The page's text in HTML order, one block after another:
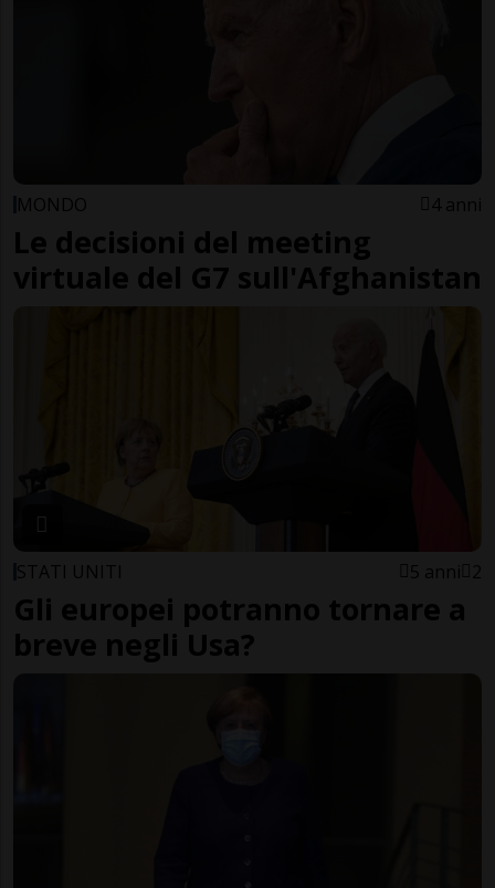
MONDO 4 anni
Le decisioni del meeting
virtuale del G7 sull'Afghanistan
STATI UNITI 5 anni 2
Gli europei potranno tornare a
breve negli Usa?